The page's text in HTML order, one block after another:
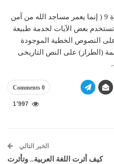
وعلى أبواب المساجد آية 18 سورة 9 ( إنما يعمر مساجد الله من آمن
تستخدم بعض الآيات لخدمة طبيعة
النصوص الخطية الموجودة
(الطراز) على النص التاريخى
0 Comments
1٬997
الخبر التالي
كيف أثرت اللغة العربية.. وتأثرت